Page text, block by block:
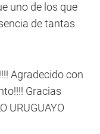
uno de los que
de tantas
Agradecido con
Gracias
URUGUAYO